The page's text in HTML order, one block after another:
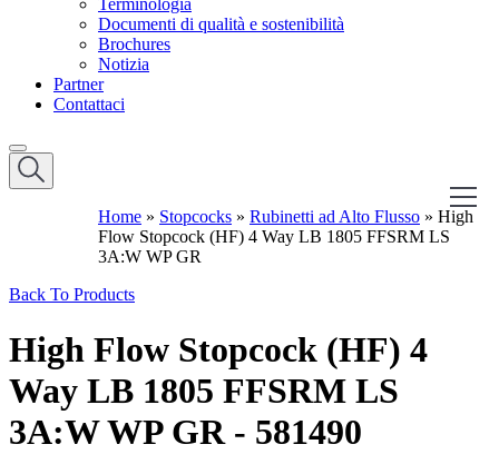
Terminologia
Documenti di qualità e sostenibilità
Brochures
Notizia
Partner
Contattaci
Home » Stopcocks » Rubinetti ad Alto Flusso » High
Flow Stopcock (HF) 4 Way LB 1805 FFSRM LS
3A:W WP GR
Back To Products
High Flow Stopcock (HF) 4
Way LB 1805 FFSRM LS
3A:W WP GR - 581490